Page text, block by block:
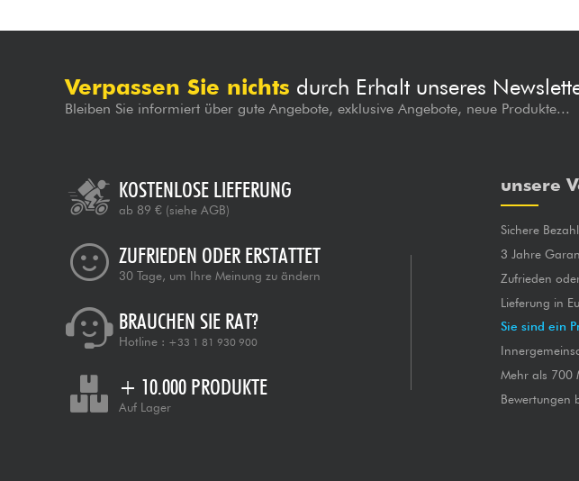
Verpassen Sie nichts durch Erhalt unseres
Bleiben Sie informiert über gute Angebote, exklusive Angebote, neue Produkte...
KOSTENLOSE LIEFERUNG
ab 89 € (siehe AGB)
ZUFRIEDEN ODER ERSTATTET
30 Tage, um Ihre Meinung zu ändern
BRAUCHEN SIE RAT?
Hotline : +33 1 81 930 900
+ 10.000 PRODUKTE
Auf Lager
unsere
Sichere
3 Jahre
Zufrieden
Lieferung in
Sie sind ein
Mehr als 700
Bewertungen